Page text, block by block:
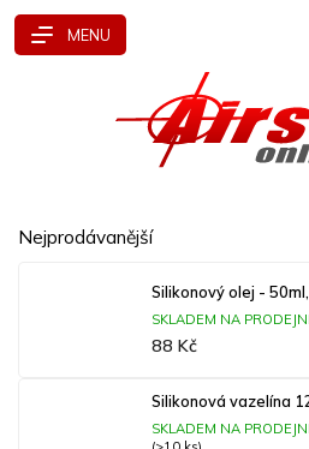
Přejít
Nejprodávanější
Silikonový olej -
SKLADEM NA
88 Kč
Silikonová vazelína
SKLADEM NA